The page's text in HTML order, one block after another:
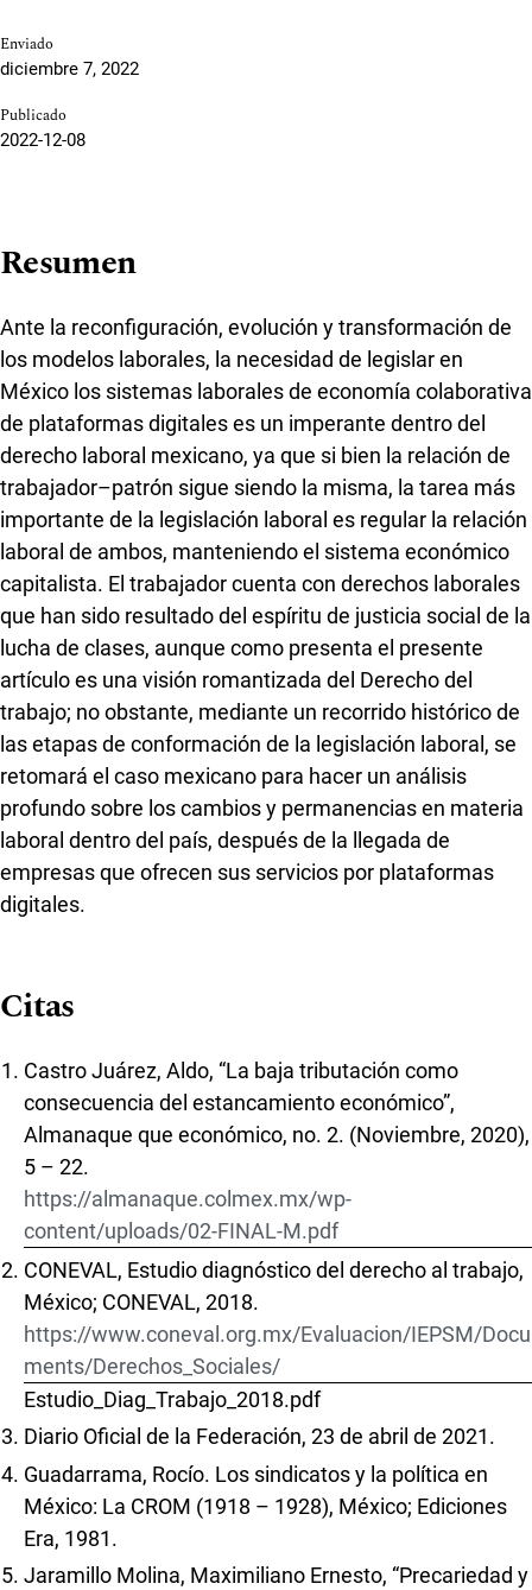
Enviado
diciembre 7, 2022
Publicado
2022-12-08
Resumen
Ante la reconfiguración, evolución y transformación de
los modelos laborales, la necesidad de legislar en
México los sistemas laborales de economía colaborativa
de plataformas digitales es un imperante dentro del
derecho laboral mexicano, ya que si bien la relación de
trabajador–patrón sigue siendo la misma, la tarea más
importante de la legislación laboral es regular la relación
laboral de ambos, manteniendo el sistema económico
capitalista. El trabajador cuenta con derechos laborales
que han sido resultado del espíritu de justicia social de la
lucha de clases, aunque como presenta el presente
artículo es una visión romantizada del Derecho del
trabajo; no obstante, mediante un recorrido histórico de
las etapas de conformación de la legislación laboral, se
retomará el caso mexicano para hacer un análisis
profundo sobre los cambios y permanencias en materia
laboral dentro del país, después de la llegada de
empresas que ofrecen sus servicios por plataformas
digitales.
Citas
Castro Juárez, Aldo, “La baja tributación como
consecuencia del estancamiento económico”,
Almanaque que económico, no. 2. (Noviembre, 2020),
5 – 22.
https://almanaque.colmex.mx/wp-
content/uploads/02-FINAL-M.pdf
CONEVAL, Estudio diagnóstico del derecho al trabajo,
México; CONEVAL, 2018.
https://www.coneval.org.mx/Evaluacion/IEPSM/Docu
ments/Derechos_Sociales/
Estudio_Diag_Trabajo_2018.pdf
Diario Oficial de la Federación, 23 de abril de 2021.
Guadarrama, Rocío. Los sindicatos y la política en
México: La CROM (1918 – 1928), México; Ediciones
Era, 1981.
Jaramillo Molina, Maximiliano Ernesto, “Precariedad y